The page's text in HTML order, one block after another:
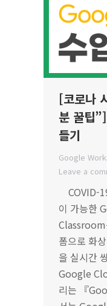
[코로나
분 꿀팁
들기
Google
Leave a
COVID-
이 가능한
Classroom
폼으로 화
을 실시간
Google
리는 『